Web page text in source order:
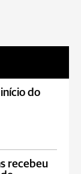
do
recebeu